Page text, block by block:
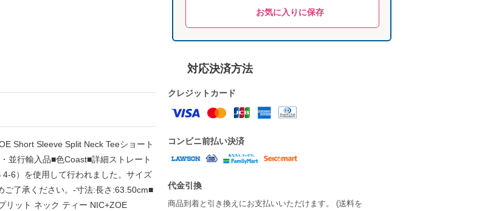
Short Sleeve Split Neck Teeショート
並行輸入品■色Coast■詳細ストレート
6）を使用して行われました。サイズ
ご了承ください。-寸法:長さ:63.50cm■
リット ネック ティー NIC+ZOE
お気に入りに保存
対応決済方法
クレジットカード
コンビニ前払い決済
代金引換
商品到着と引き換えにお支払いいただけます。 (送料を